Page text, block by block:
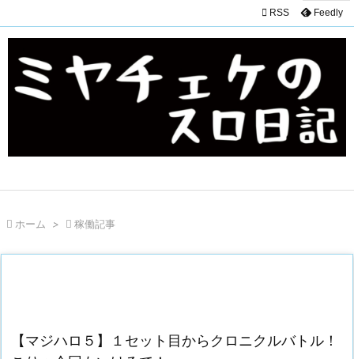
 RSS Feedly
 ホーム >  稼働記事
【マジハロ５】１セット目からクロニクルバトル！